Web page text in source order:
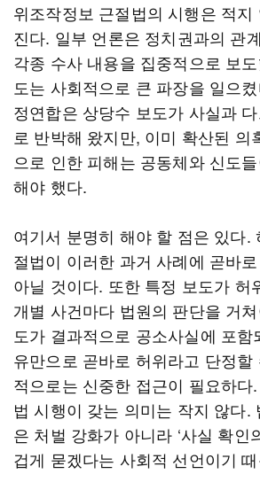
위조작정보 근절법의 시행은 적지
진다. 일부 언론은 정치권과의 관
각종 수사 내용을 집중적으로 보
도는 사회적으로 큰 파장을 일으
정연합은 상당수 보도가 사실과
로 반박해 왔지만, 이미 확산된 의
으로 인한 피해는 공동체와 신도
해야 했다.
여기서 분명히 해야 할 점은 있다.
절법이 이러한 과거 사례에 곧바
아닐 것이다. 또한 특정 보도가 허
개별 사건마다 법원의 판단을 거
도가 결과적으로 공소사실에 포함
유만으로 곧바로 허위라고 단정할
적으로는 신중한 접근이 필요하다
법 시행이 갖는 의미는 작지 않다.
은 처벌 강화가 아니라 ‘사실 확인
겁게 묻겠다는 사회적 선언이기